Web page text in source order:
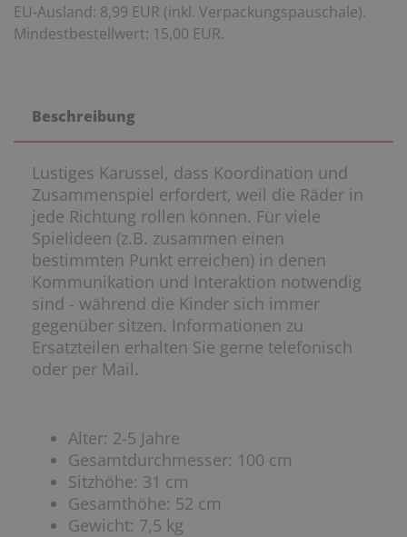
EU-Ausland: 8,99 EUR (inkl. Verpackungspauschale).
Mindestbestellwert: 15,00 EUR.
Beschreibung
Lustiges Karussel, dass Koordination und
Zusammenspiel erfordert, weil die Räder in
jede Richtung rollen können. Für viele
Spielideen (z.B. zusammen einen
bestimmten Punkt erreichen) in denen
Kommunikation und Interaktion notwendig
sind - während die Kinder sich immer
gegenüber sitzen. Informationen zu
Ersatzteilen erhalten Sie gerne telefonisch
oder per Mail.
Alter: 2-5 Jahre
Gesamtdurchmesser: 100 cm
Sitzhöhe: 31 cm
Gesamthöhe: 52 cm
Gewicht: 7,5 kg